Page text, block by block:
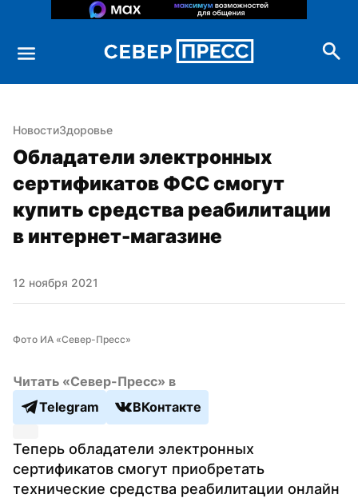
НовостиЗдоровье
Обладатели электронных
сертификатов ФСС смогут
купить средства реабилитации
в интернет-магазине
12 ноября 2021
Фото ИА «Север-Пресс»
Читать «Север-Пресс» в
Telegram
ВКонтакте
Теперь обладатели электронных
сертификатов смогут приобретать
технические средства реабилитации онлайн